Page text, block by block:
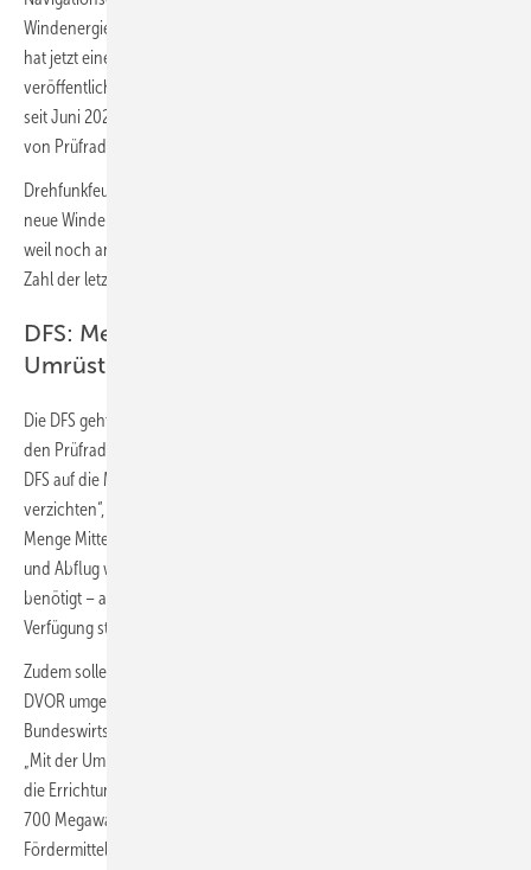
Windenergieanlagen aus? Die Fachagentur Wind an Land (FA Wind)
hat jetzt eine entsprechende Karte auf ihrer
veröffentlicht. Dabei zeigt sich: Von den 755 Windenergieanlagen, die
seit Juni 2020 bundesweit genehmigt wurden, liegen nur 14 innerhalb
von Prüfradien um Drehfunkfeuer.
Drehfunkfeuer gehören zu den Hauptgenehmigungshindernissen für
neue Windenergieprojekte - allerdings nicht zu den einzigen. Auch,
weil noch andere
Zahl der letztlich genehmigten Anlagen so niedrig liegen.
DFS: Mehr Windenergieanlgen durch
Umrüstung auf DVOR
Die DFS geht davon aus, dass künftig mehr Windenergieanlagen in
den Prüfradien zugelassen werden könnten. „Perspektivisch kann die
DFS auf die Mehrzahl der heute genutzten 55 Drehfunkfeuer
verzichten“, kündigte DFS Geschäftsführer Technik Friedrich-Wilhelm
Menge Mitte Juni an. Mit Nutzung der Satellitennavigation auch im An-
und Abflug werde nur noch ein Drittel der heutigen Drehfunkfeuer
benötigt – als Ausfallinfrastruktur, falls die GPS-Daten nicht zur
Verfügung stehen.
Zudem sollen die verbleibenden CVOR auf weniger störempfindliche
DVOR umgerüstet werden. Dafür hat das
Bundeswirtschaftsministerium jetzt 14 Millionen Euro bereitgestellt.
„Mit der Umrüstung der Drehfunkfeuer werden zusätzliche Flächen für
die Errichtung von Windenergieanlagen mit einer Leistung von rund
700 Megawatt frei“, hatte Minister Peter Altmaier bei der Übergabe der
Fördermittel versprochen.